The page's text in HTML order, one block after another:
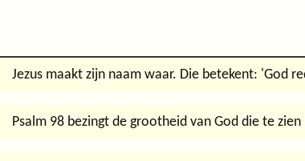
Jezus maakt zijn naam waar. Die betekent: 'God
Psalm 98 bezingt de grootheid van God die te